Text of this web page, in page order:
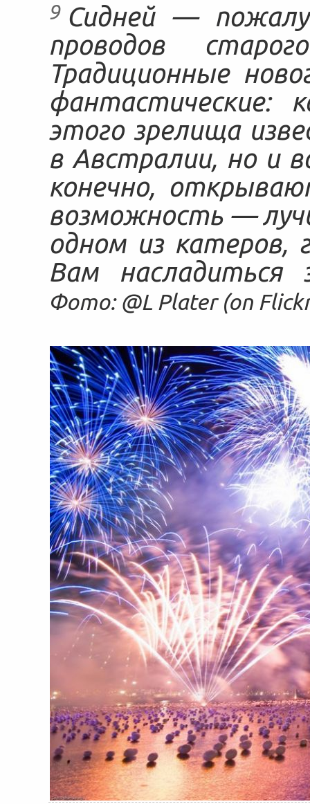
9 Сидней —
проводов
Традиционные
фантастические:
этого зрелища
в Австралии, но и
конечно,
возможность —
одном из
Вам насладиться
Фото: @L Plater (on